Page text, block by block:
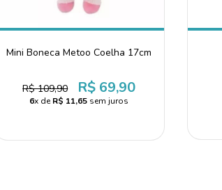
Mini Boneca Metoo Coelha 17cm
R$ 109,90 R$ 69,90
6x deR$ 11,65 sem juros